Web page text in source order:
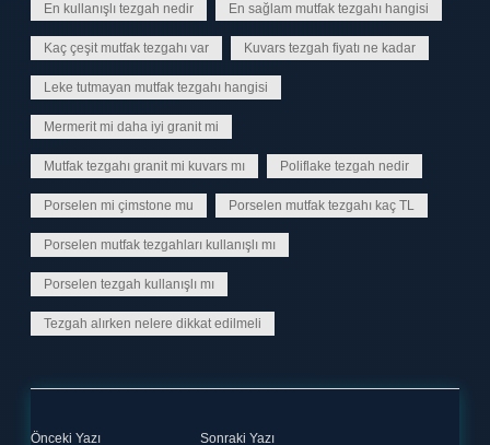
En kullanışlı tezgah nedir En sağlam mutfak tezgahı hangisi
Kaç çeşit mutfak tezgahı var Kuvars tezgah fiyatı ne kadar
Leke tutmayan mutfak tezgahı hangisi
Mermerit mi daha iyi granit mi
Mutfak tezgahı granit mi kuvars mı Poliflake tezgah nedir
Porselen mi çimstone mu Porselen mutfak tezgahı kaç TL
Porselen mutfak tezgahları kullanışlı mı
Porselen tezgah kullanışlı mı
Tezgah alırken nelere dikkat edilmeli
Önceki Yazı Sonraki Yazı